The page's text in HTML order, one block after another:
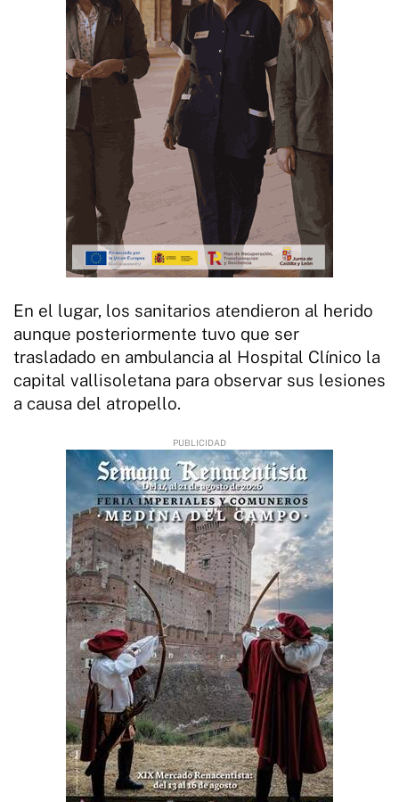
En el lugar, los sanitarios atendieron al herido
aunque posteriormente tuvo que ser
trasladado en ambulancia al Hospital Clínico la
capital vallisoletana para observar sus lesiones
a causa del atropello.